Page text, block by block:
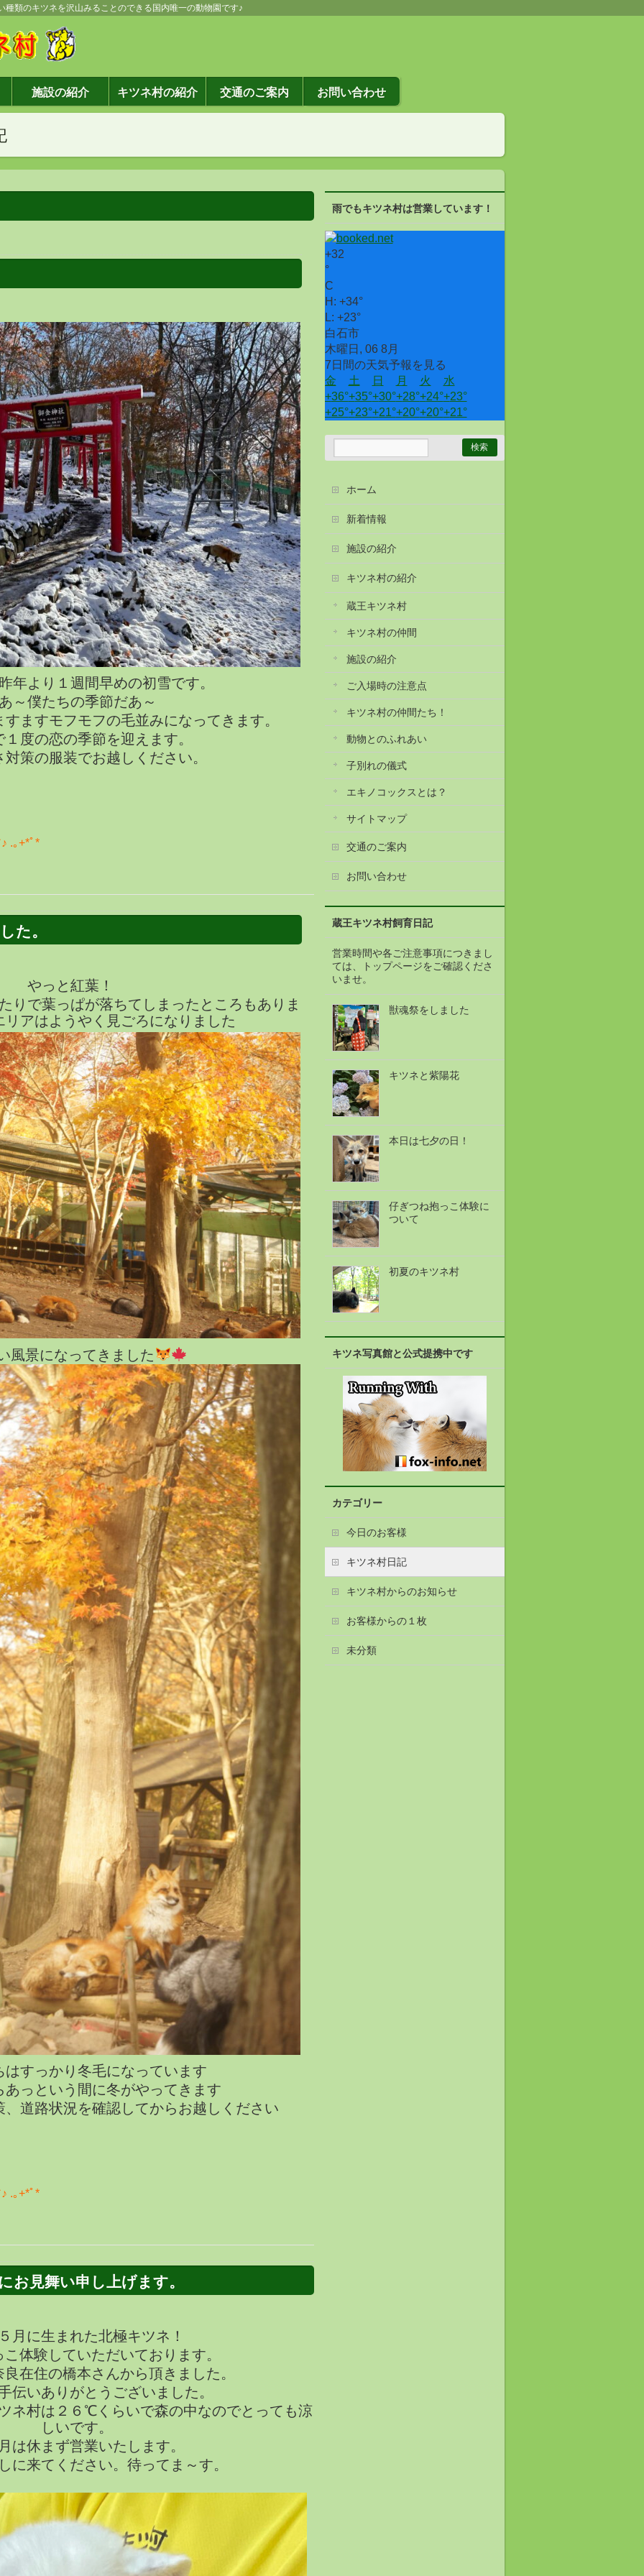
類のキツネを沢山みることのできる国内唯一の動物園です♪
施設の紹介 キツネ村の紹介 交通のご案内 お問い合わせ
年より１週間早めの初雪です。
～僕たちの季節だあ～
ますモフモフの毛並みになってきます。
１度の恋の季節を迎えます。
策の服装でお越しください。
｡+*ﾟ*
た。
やっと紅葉！
りで葉っぱが落ちてしまったところもありま
リアはようやく見ごろになりました
風景になってきました
はすっかり冬毛になっています
あっという間に冬がやってきます
道路状況を確認してからお越しください
｡+*ﾟ*
お見舞い申し上げます。
月に生まれた北極キツネ！
体験していただいております。
在住の橋本さんから頂きました。
伝いありがとうございました。
ネ村は２６℃くらいで森の中なのでとっても涼
しいです。
は休まず営業いたします。
に来てください。待ってま～す。
雨でもキツネ村は営業しています！
+32
°
C
H: +34°
L: +23°
白石市
木曜日, 06 8月
7日間の天気予報を見る
金
土 日 月 火
水
+36°+35°+30°+28°+24°+23°
+25°+23°+21°+20°+20°+21°
ホーム
新着情報
施設の紹介
キツネ村の紹介
蔵王キツネ村
キツネ村の仲間
施設の紹介
ご入場時の注意点
キツネ村の仲間たち！
動物とのふれあい
子別れの儀式
エキノコックスとは？
サイトマップ
交通のご案内
お問い合わせ
蔵王キツネ村飼育日記
営業時間や各ご注意事項につきまし
ては、トップページをご確認くださ
いませ。
獣魂祭をしました
キツネと紫陽花
本日は七夕の日！
仔ぎつね抱っこ体験に
ついて
初夏のキツネ村
キツネ写真館と公式提携中です
カテゴリー
今日のお客様
キツネ村日記
キツネ村からのお知らせ
お客様からの１枚
未分類